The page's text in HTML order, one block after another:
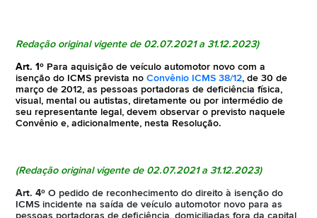
Redação original vigente de 02.07.2021 a 31.12.2023)
Art. 1º Para aquisição de veículo automotor novo com a
isenção do ICMS prevista no Convênio ICMS 38/12, de 30 de
março de 2012, as pessoas portadoras de deficiência física,
visual, mental ou autistas, diretamente ou por intermédio de
seu representante legal, devem observar o previsto naquele
Convênio e, adicionalmente, nesta Resolução.
(Redação original vigente de 02.07.2021 a 31.12.2023)
Art. 4º O pedido de reconhecimento do direito à isenção do
ICMS incidente na saída de veículo automotor novo para as
pessoas portadoras de deficiência, domiciliadas fora da capital